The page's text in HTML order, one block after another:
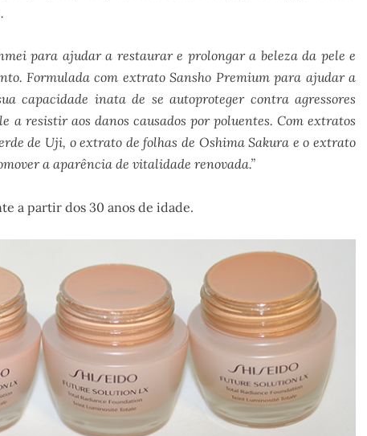
para ajudar a restaurar e prolongar a beleza da pele e
Formulada com extrato Sansho Premium para ajudar a
capacidade inata de se autoproteger contra agressores
resistir aos danos causados por poluentes. Com extratos
de Uji, o extrato de folhas de Oshima Sakura e o extrato
a aparência de vitalidade renovada.”
a partir dos 30 anos de idade.